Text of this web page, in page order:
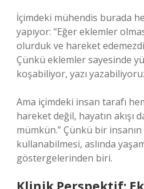
İçimdeki mühendis burada
yapıyor: “Eğer eklemler
olurduk ve hareket
Çünkü eklemler sayesinde
koşabiliyor, yazı
Ama içimdeki insan tarafı
hareket değil, hayatın akışı
mümkün.” Çünkü bir
kullanabilmesi, aslında
göstergelerinden biri.